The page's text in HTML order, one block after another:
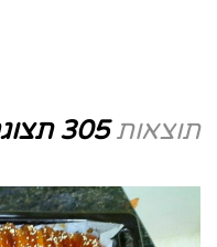
תוצאות305 תצוגת